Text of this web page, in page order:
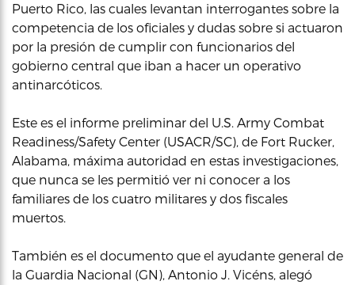
Puerto Rico, las cuales levantan interrogantes sobre la
competencia de los oficiales y dudas sobre si actuaron
por la presión de cumplir con funcionarios del
gobierno central que iban a hacer un operativo
antinarcóticos.
Este es el informe preliminar del U.S. Army Combat
Readiness/Safety Center (USACR/SC), de Fort Rucker,
Alabama, máxima autoridad en estas investigaciones,
que nunca se les permitió ver ni conocer a los
familiares de los cuatro militares y dos fiscales
muertos.
También es el documento que el ayudante general de
la Guardia Nacional (GN), Antonio J. Vicéns, alegó